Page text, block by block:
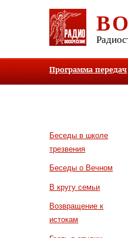
Программа передач
Беседы в школе
трезвения
Беседы о Вечном
В кругу семьи
Возвращение к
истокам